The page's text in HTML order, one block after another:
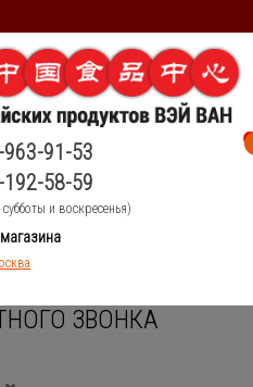
91-53
58-59
и воскресенья)
ЗВОНКА